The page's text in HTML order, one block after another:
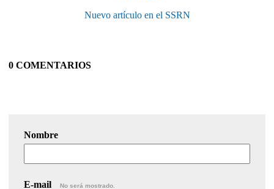
Nuevo artículo en el SSRN
0 COMENTARIOS
Nombre
E-mail No será mostrado.